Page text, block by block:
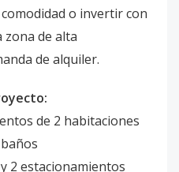
o invertir con
de alta
de alquiler.
de 2 habitaciones
2 estacionamientos